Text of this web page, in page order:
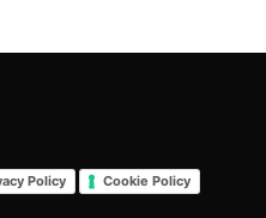
Policy Cookie Policy